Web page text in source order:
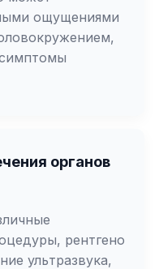
ощущениями
органов
рентгено
ультразвука,